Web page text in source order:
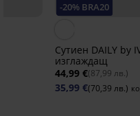
-20% BRA20
Сутиен DAILY by
изглаждащ
44,99 €(87,99 лв.)
35,99 €(70,39 лв.)